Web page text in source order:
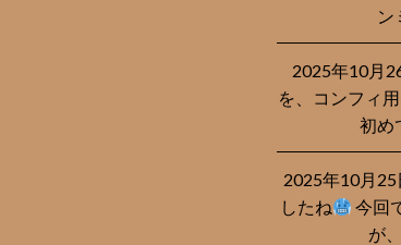
ン
2025年10月
を、コンフィ
初め
2025年10月25
したね
今回
が